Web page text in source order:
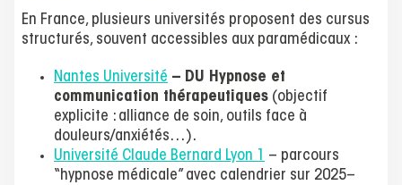
En France, plusieurs universités proposent des cursus
structurés, souvent accessibles aux paramédicaux :
Nantes Université – DU Hypnose et
communication thérapeutiques (objectif
explicite : alliance de soin, outils face à
douleurs/anxiétés…).
Université Claude Bernard Lyon 1 – parcours
“hypnose médicale” avec calendrier sur 2025–